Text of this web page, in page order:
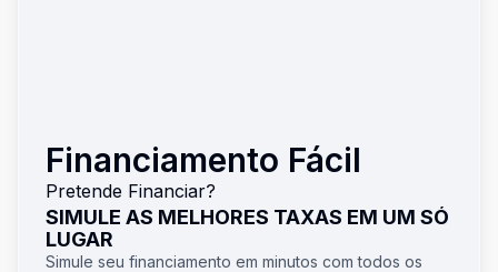
Financiamento Fácil
Pretende Financiar?
SIMULE AS MELHORES TAXAS EM UM SÓ
LUGAR
Simule seu financiamento em minutos com todos os